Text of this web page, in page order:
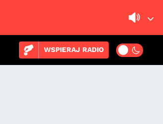
WSPIERAJ RADIO